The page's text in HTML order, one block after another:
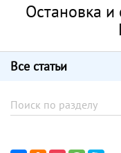
Остановка и
Все статьи